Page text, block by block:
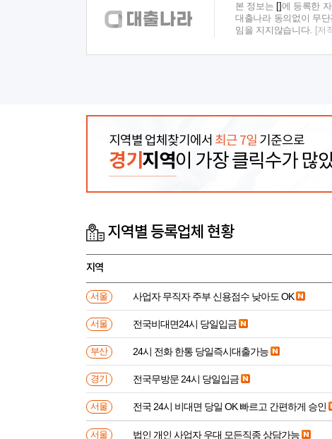
본 정보는
에 등록한
대출나라 동의없이 무
임을 지지않습니다.
[저
지역별 업체찾기에서 최근 7일 기준으로
경기 지역이 가장 클릭수가 많
지역별 등록업체 현황
지역
서울 사업자 무직자 주부 신용점수 낮아도 OK
서울 전국비대면24시 당일입금
부산 24시 전화 한통 당일즉시대출가능
경기 전국무방문 24시 당일입금
서울 전국 24시 비대면 당일 OK 빠르고 간편하게 승인
서울 법인 개인 사업자 우대 모든직종 상담가능